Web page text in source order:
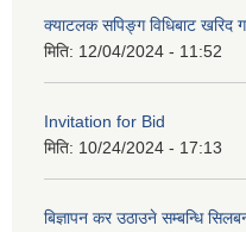
क्याटलक सपिङ्ग विधिबाट खरिद
मिति: 12/04/2024 - 11:52
Invitation for Bid
मिति: 10/24/2024 - 17:13
बिज्ञापन कर उठाउने सम्बन्धि